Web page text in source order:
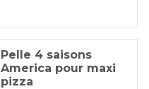
Pelle 4 saisons
America pour maxi
pizza